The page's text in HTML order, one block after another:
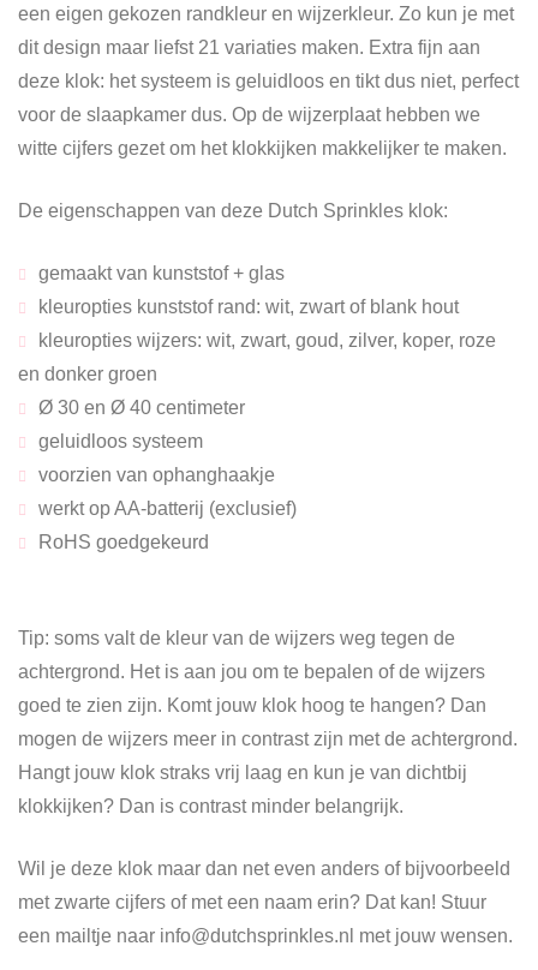
een eigen gekozen randkleur en wijzerkleur. Zo kun je met
dit design maar liefst 21 variaties maken. Extra fijn aan
deze klok: het systeem is geluidloos en tikt dus niet, perfect
voor de slaapkamer dus. Op de wijzerplaat hebben we
witte cijfers gezet om het klokkijken makkelijker te maken.
De eigenschappen van deze Dutch Sprinkles klok:
gemaakt van kunststof + glas
kleuropties kunststof rand: wit, zwart of blank hout
kleuropties wijzers: wit, zwart, goud, zilver, koper, roze
en donker groen
Ø 30 en Ø 40 centimeter
geluidloos systeem
voorzien van ophanghaakje
werkt op AA-batterij (exclusief)
RoHS goedgekeurd
Tip: soms valt de kleur van de wijzers weg tegen de
achtergrond. Het is aan jou om te bepalen of de wijzers
goed te zien zijn. Komt jouw klok hoog te hangen? Dan
mogen de wijzers meer in contrast zijn met de achtergrond.
Hangt jouw klok straks vrij laag en kun je van dichtbij
klokkijken? Dan is contrast minder belangrijk.
Wil je deze klok maar dan net even anders of bijvoorbeeld
met zwarte cijfers of met een naam erin? Dat kan! Stuur
een mailtje naar info@dutchsprinkles.nl met jouw wensen.